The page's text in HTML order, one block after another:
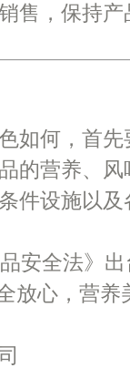
售，保持
如何，首
的营养、
件设施以
安全法》
放心，营养